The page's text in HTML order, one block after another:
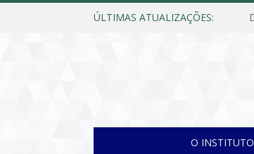
ÚLTIMAS ATUALIZAÇÕES:
O INSTITUTO